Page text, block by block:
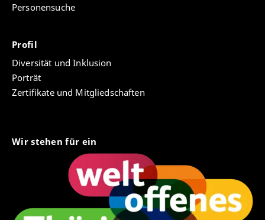
Personensuche
Profil
Diversität und Inklusion
Porträt
Zertifikate und Mitgliedschaften
Wir stehen für ein